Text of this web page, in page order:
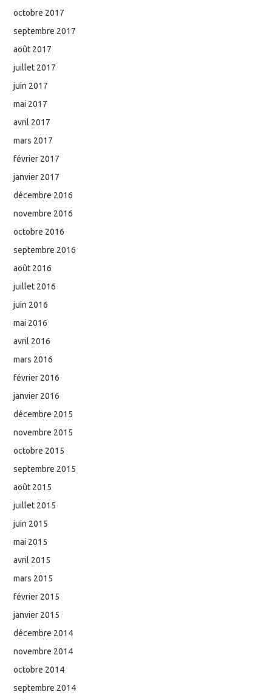
octobre 2017
septembre 2017
août 2017
juillet 2017
juin 2017
mai 2017
avril 2017
mars 2017
février 2017
janvier 2017
décembre 2016
novembre 2016
octobre 2016
septembre 2016
août 2016
juillet 2016
juin 2016
mai 2016
avril 2016
mars 2016
février 2016
janvier 2016
décembre 2015
novembre 2015
octobre 2015
septembre 2015
août 2015
juillet 2015
juin 2015
mai 2015
avril 2015
mars 2015
février 2015
janvier 2015
décembre 2014
novembre 2014
octobre 2014
septembre 2014